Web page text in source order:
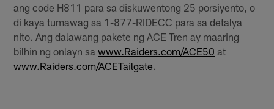
ang code H811 para sa diskuwentong 25 porsiyento, o
di kaya tumawag sa 1-877-RIDECC para sa detalya
nito. Ang dalawang pakete ng ACE Tren ay maaring
bilhin ng onlayn sawww.Raiders.com/ACE50 at
www.Raiders.com/ACETailgate